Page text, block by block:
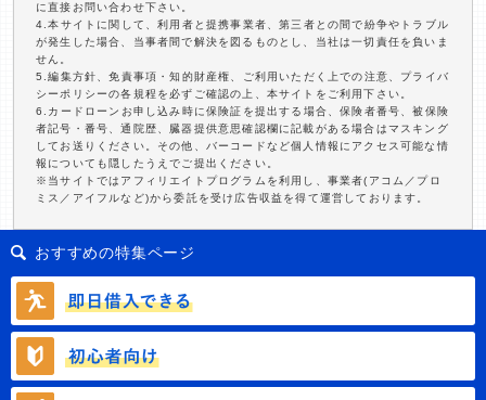
に直接お問い合わせ下さい。
4.本サイトに関して、利用者と提携事業者、第三者との間で紛争やトラブル
が発生した場合、当事者間で解決を図るものとし、当社は一切責任を負いま
せん。
5.編集方針、免責事項・知的財産権、ご利用いただく上での注意、プライバ
シーポリシーの各規程を必ずご確認の上、本サイトをご利用下さい。
6.カードローンお申し込み時に保険証を提出する場合、保険者番号、被保険
者記号・番号、通院歴、臓器提供意思確認欄に記載がある場合はマスキング
してお送りください。その他、バーコードなど個人情報にアクセス可能な情
報についても隠したうえでご提出ください。
※当サイトではアフィリエイトプログラムを利用し、事業者(アコム／プロ
ミス／アイフルなど)から委託を受け広告収益を得て運営しております。
おすすめの特集ページ